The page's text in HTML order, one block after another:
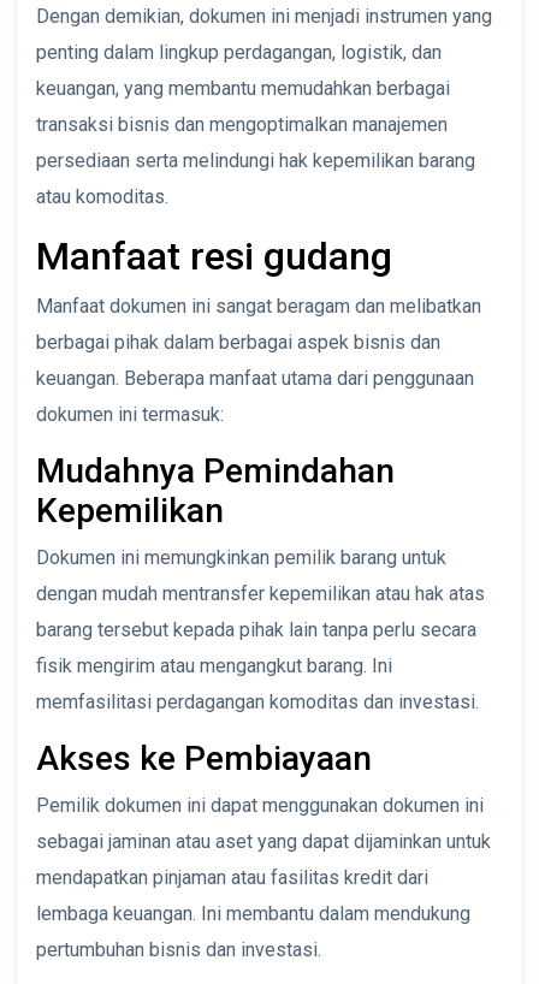
Dengan demikian, dokumen ini menjadi instrumen yang
penting dalam lingkup perdagangan, logistik, dan
keuangan, yang membantu memudahkan berbagai
transaksi bisnis dan mengoptimalkan manajemen
persediaan serta melindungi hak kepemilikan barang
atau komoditas.
Manfaat resi gudang
Manfaat dokumen ini sangat beragam dan melibatkan
berbagai pihak dalam berbagai aspek bisnis dan
keuangan. Beberapa manfaat utama dari penggunaan
dokumen ini termasuk:
Mudahnya Pemindahan
Kepemilikan
Dokumen ini memungkinkan pemilik barang untuk
dengan mudah mentransfer kepemilikan atau hak atas
barang tersebut kepada pihak lain tanpa perlu secara
fisik mengirim atau mengangkut barang. Ini
memfasilitasi perdagangan komoditas dan investasi.
Akses ke Pembiayaan
Pemilik dokumen ini dapat menggunakan dokumen ini
sebagai jaminan atau aset yang dapat dijaminkan untuk
mendapatkan pinjaman atau fasilitas kredit dari
lembaga keuangan. Ini membantu dalam mendukung
pertumbuhan bisnis dan investasi.